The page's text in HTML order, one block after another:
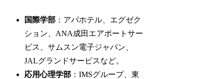
国際学部 ：アパホテル、エグゼク
ション、ANA成田エアポートサー
ビス、サムスン電子ジャパン、
JALグランドサービスなど。
応用心理学部 ：IMSグループ、東